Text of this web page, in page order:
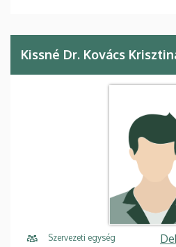
Kissné Dr. Kovács
Szervezeti egység